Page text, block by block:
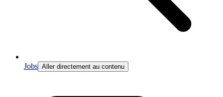
Jobs Aller directement au contenu